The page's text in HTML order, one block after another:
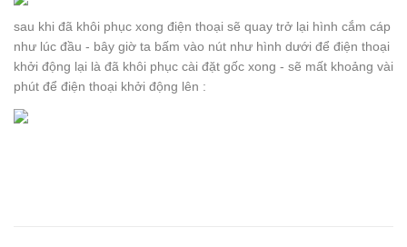
sau khi đã khôi phục xong điện thoại sẽ quay trở lại hình cắm cáp
như lúc đầu - bây giờ ta bấm vào nút như hình dưới để điện thoại
khởi động lại là đã khôi phục cài đặt gốc xong - sẽ mất khoảng vài
phút để điện thoại khởi động lên :